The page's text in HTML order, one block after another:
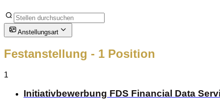
Anstellungsart
Festanstellung - 1 Position
1
Initiativbewerbung FDS Financial Data